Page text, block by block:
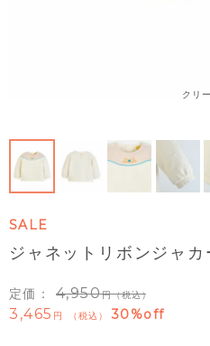
クリ
SALE
ジャネットリボンジャ
定価： 4,950 （税込）
3,465 税込 30%off